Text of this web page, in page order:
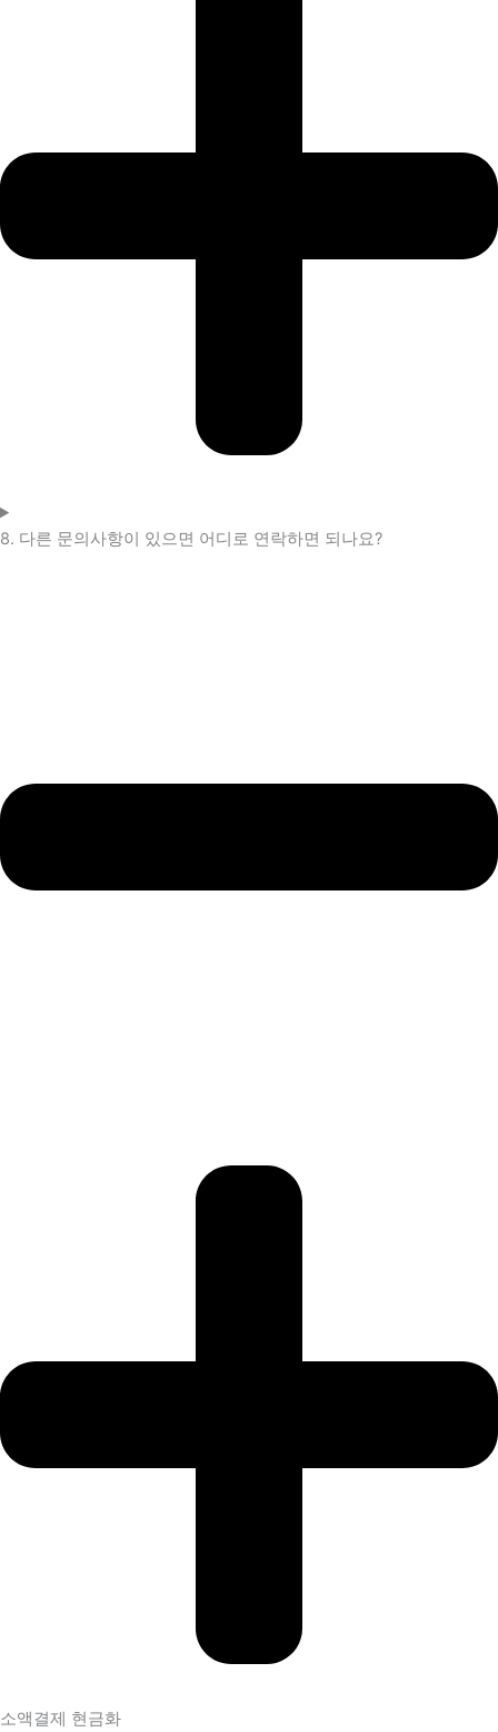
8. 다른 문의사항이 있으면 어디로 연락하면 되나요?
소액결제 현금화